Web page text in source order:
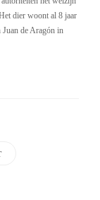
dier woont al 8 jaar
Juan de Aragón in